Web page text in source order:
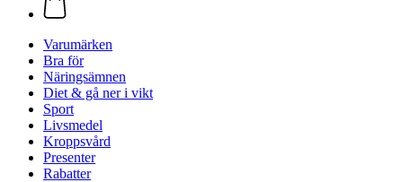
Varumärken
Bra för
Näringsämnen
Diet & gå ner i vikt
Sport
Livsmedel
Kroppsvård
Presenter
Rabatter